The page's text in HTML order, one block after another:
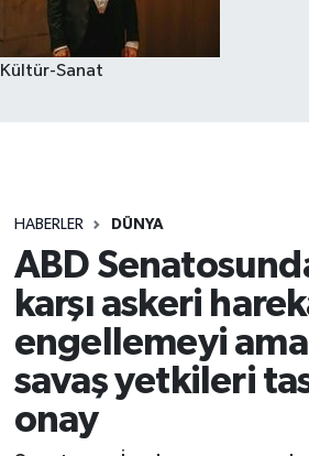
Kültür-Sanat
HABERLER DÜNYA
ABD
karşı askeri
engellemeyi
savaş yetkileri
onay